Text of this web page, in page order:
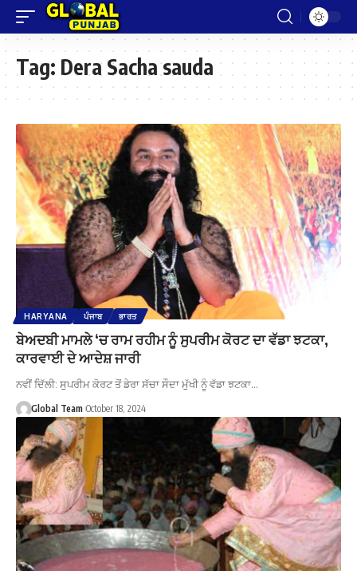
Tag: Dera Sacha sauda
HARYANA ਪੰਜਾਬ ਭਾਰਤ
ਬੇਅਦਬੀ ਮਾਮਲੇ ‘ਚ ਰਾਮ ਰਹੀਮ ਨੂੰ ਸੁਪਰੀਮ ਕੋਰਟ ਦਾ ਵੱਡਾ ਝਟਕਾ,
ਕਾਰਵਾਈ ਦੇ ਆਦੇਸ਼ ਜਾਰੀ
ਨਵੀਂ ਦਿੱਲੀ: ਸੁਪਰੀਮ ਕੋਰਟ ਤੋਂ ਡੇਰਾ ਸੱਚਾ ਸੌਦਾ ਮੁੱਖੀ ਨੂੰ ਵੱਡਾ ਝਟਕਾ…
Global Team October 18, 2024